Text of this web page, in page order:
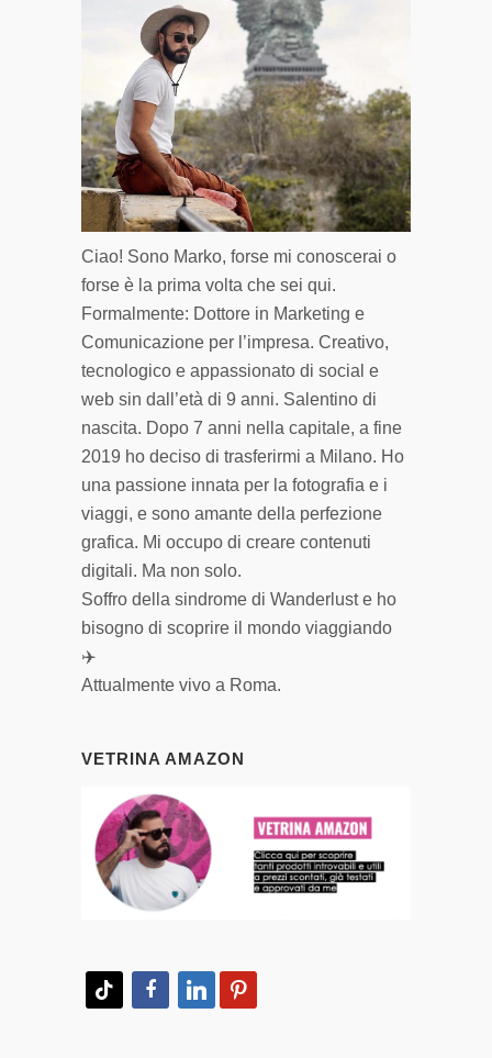
Ciao! Sono Marko, forse mi conoscerai o
forse è la prima volta che sei qui.
Formalmente: Dottore in Marketing e
Comunicazione per l’impresa. Creativo,
tecnologico e appassionato di social e
web sin dall’età di 9 anni. Salentino di
nascita. Dopo 7 anni nella capitale, a fine
2019 ho deciso di trasferirmi a Milano. Ho
una passione innata per la fotografia e i
viaggi, e sono amante della perfezione
grafica. Mi occupo di creare contenuti
digitali. Ma non solo.
Soffro della sindrome di Wanderlust e ho
bisogno di scoprire il mondo viaggiando
✈️
Attualmente vivo a Roma.
VETRINA AMAZON
tiktok facebooklinkedinpinterest